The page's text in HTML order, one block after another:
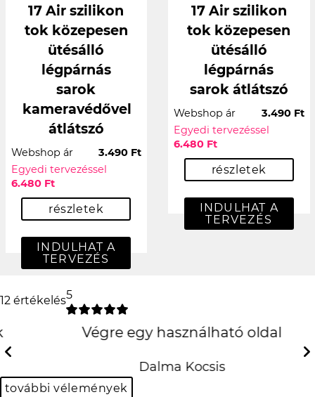
17 Air szilikon
tok közepesen
ütésálló
légpárnás
sarok
kameravédővel
átlátszó
Webshop ár
3.490 Ft
Egyedi tervezéssel
6.480 Ft
részletek
INDULHAT A
TERVEZÉS
17 Air szilikon
tok közepesen
ütésálló
légpárnás
sarok átlátszó
Webshop ár
3.490 Ft
Egyedi tervezéssel
6.480 Ft
részletek
INDULHAT A
TERVEZÉS
12 értékelés5
Végre egy használható
oldal
Dalma Kocsis
Previous Next
további vélemények